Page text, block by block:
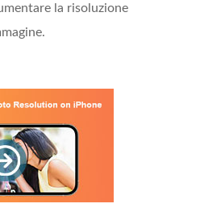
la risoluzione